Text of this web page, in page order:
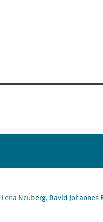
Neuberg, David Johannes